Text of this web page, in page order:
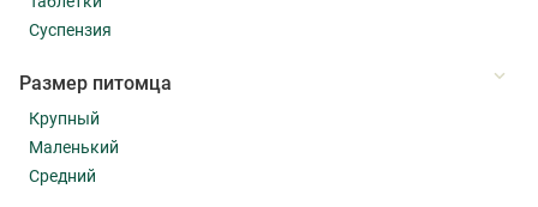
Суспензия
Размер питомца
Крупный
Маленький
Средний